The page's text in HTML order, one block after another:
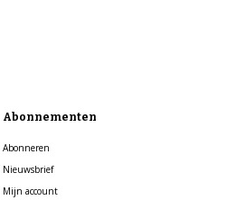
Abonnementen
Abonneren
Nieuwsbrief
Mijn account